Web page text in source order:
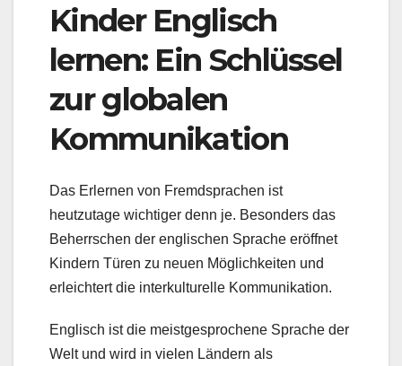
Kinder Englisch
lernen: Ein Schlüssel
zur globalen
Kommunikation
Das Erlernen von Fremdsprachen ist
heutzutage wichtiger denn je. Besonders das
Beherrschen der englischen Sprache eröffnet
Kindern Türen zu neuen Möglichkeiten und
erleichtert die interkulturelle Kommunikation.
Englisch ist die meistgesprochene Sprache der
Welt und wird in vielen Ländern als